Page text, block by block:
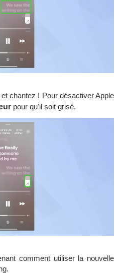
chantez ! Pour désactiver Apple
pour qu'il soit grisé.
comment utiliser la nouvelle